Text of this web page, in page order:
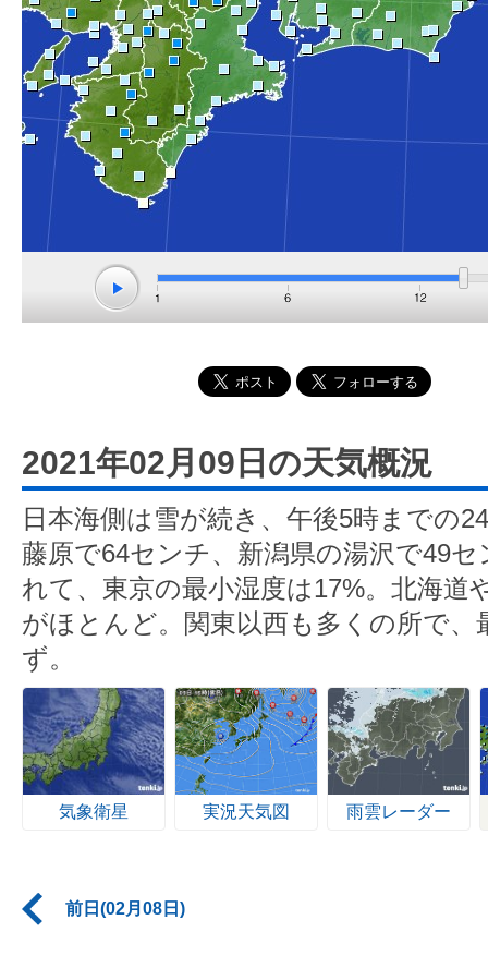
2021年02月09日の天気概況
日本海側は雪が続き、午後5時までの
藤原で64センチ、新潟県の湯沢で49
れて、東京の最小湿度は17%。北海道
がほとんど。関東以西も多くの所で、
ず。
気象衛星 実況天気図 雨雲レーダー
前日(02月08日)